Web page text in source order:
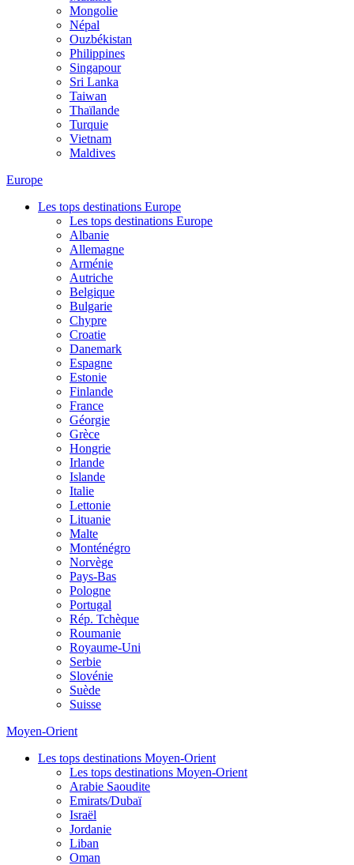
Mongolie
Népal
Ouzbékistan
Philippines
Singapour
Sri Lanka
Taiwan
Thaïlande
Turquie
Vietnam
Maldives
Europe
Les tops destinations Europe
Les tops destinations Europe
Albanie
Allemagne
Arménie
Autriche
Belgique
Bulgarie
Chypre
Croatie
Danemark
Espagne
Estonie
Finlande
France
Géorgie
Grèce
Hongrie
Irlande
Islande
Italie
Lettonie
Lituanie
Malte
Monténégro
Norvège
Pays-Bas
Pologne
Portugal
Rép. Tchèque
Roumanie
Royaume-Uni
Serbie
Slovénie
Suède
Suisse
Moyen-Orient
Les tops destinations Moyen-Orient
Les tops destinations Moyen-Orient
Arabie Saoudite
Emirats/Dubaï
Israël
Jordanie
Liban
Oman